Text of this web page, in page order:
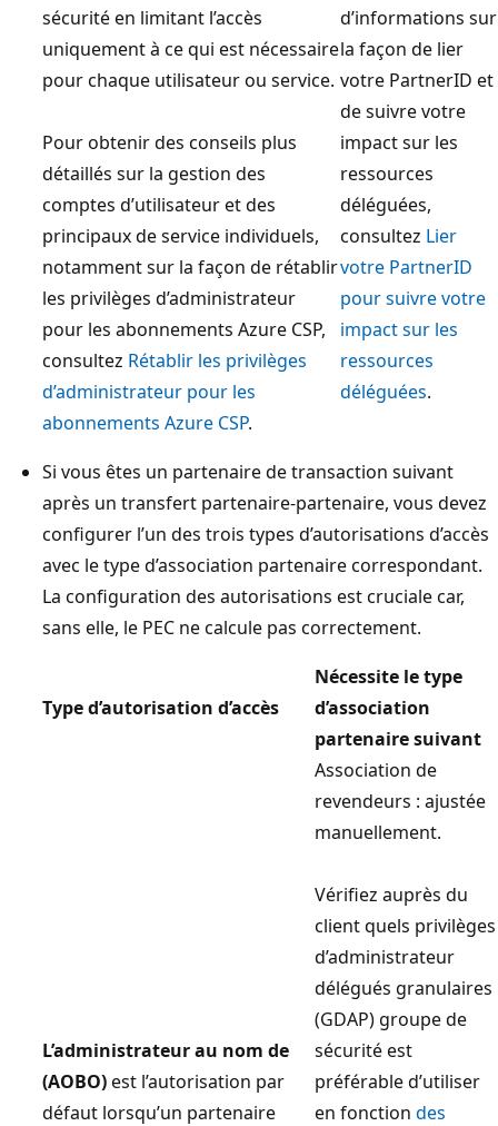
sécurité en limitant l’accès
uniquement à ce qui est nécessaire
pour chaque utilisateur ou service.
Pour obtenir des conseils plus
détaillés sur la gestion des
comptes d’utilisateur et des
principaux de service individuels,
notamment sur la façon de rétablir
les privilèges d’administrateur
pour les abonnements Azure CSP,
consultez Rétablir les privilèges
d’administrateur pour les
abonnements Azure CSP.
d’informations sur
la façon de lier
votre PartnerID et
de suivre votre
impact sur les
ressources
déléguées,
consultez Lier
votre PartnerID
pour suivre votre
impact sur les
ressources
déléguées.
Si vous êtes un partenaire de transaction suivant
après un transfert partenaire-partenaire, vous devez
configurer l’un des trois types d’autorisations d’accès
avec le type d’association partenaire correspondant.
La configuration des autorisations est cruciale car,
sans elle, le PEC ne calcule pas correctement.
Type d’autorisation d’accès
Nécessite le type
d’association
partenaire suivant
L’administrateur au nom de
(AOBO)est l’autorisation par
défaut lorsqu’un partenaire
Association de
revendeurs : ajustée
manuellement.
Vérifiez auprès du
client quels privilèges
d’administrateur
délégués granulaires
(GDAP) groupe de
sécurité est
préférable d’utiliser
en fonction des